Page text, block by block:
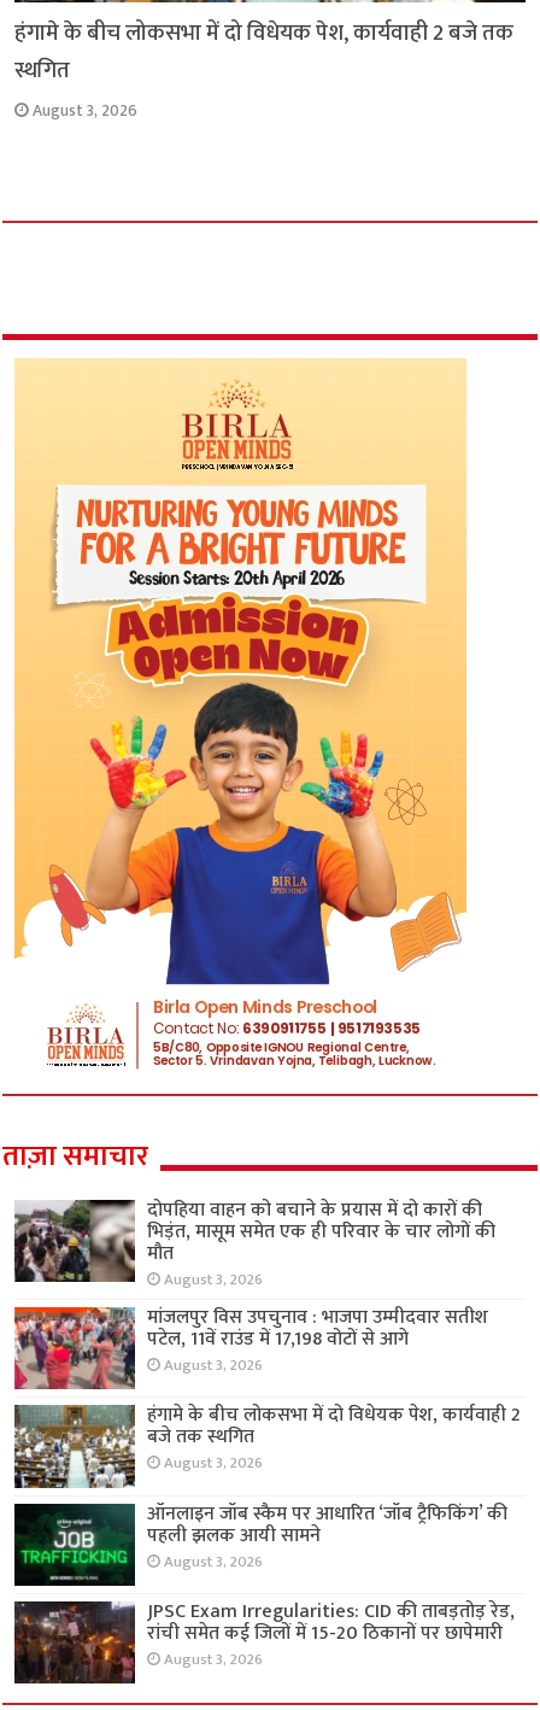
हंगामे के बीच लोकसभा में दो विधेयक पेश, कार्यवाही 2 बजे तक
स्थगित
August 3, 2026
ताज़ा समाचार
दोपहिया वाहन को बचाने के प्रयास में दो कारों की
भिड़ंत, मासूम समेत एक ही परिवार के चार लोगों की
मौत
August 3, 2026
मांजलपुर विस उपचुनाव : भाजपा उम्मीदवार सतीश
पटेल, 11वें राउंड में 17,198 वोटों से आगे
August 3, 2026
हंगामे के बीच लोकसभा में दो विधेयक पेश, कार्यवाही 2
बजे तक स्थगित
August 3, 2026
ऑनलाइन जॉब स्कैम पर आधारित ‘जॉब ट्रैफिकिंग’ की
पहली झलक आयी सामने
August 3, 2026
JPSC Exam Irregularities: CID की ताबड़तोड़ रेड,
रांची समेत कई जिलों में 15-20 ठिकानों पर छापेमारी
August 3, 2026